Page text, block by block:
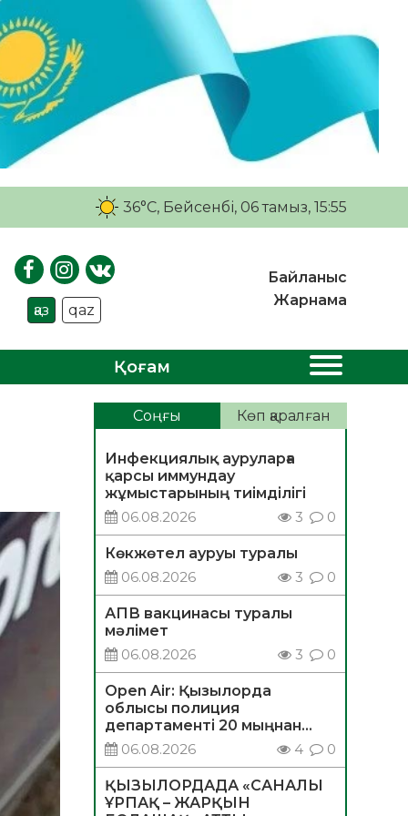
36°C, Бейсенбі, 06 тамыз, 15:55
қаз qaz
Байланыс
Жарнама
Қоғам
Соңғы Көп қаралған
Инфекциялық ауруларға
қарсы иммундау
жұмыстарының тиімділігі
06.08.2026
3 0
Көкжөтел ауруы туралы
06.08.2026
3 0
АПВ вакцинасы туралы
мәлімет
06.08.2026
3 0
Open Air: Қызылорда
облысы полиция
департаменті 20 мыңнан
астам көрерменнің
қауіпсіздігін қамтамасыз етті
06.08.2026 4 0
ҚЫЗЫЛОРДАДА «САНАЛЫ
ҰРПАҚ – ЖАРҚЫН